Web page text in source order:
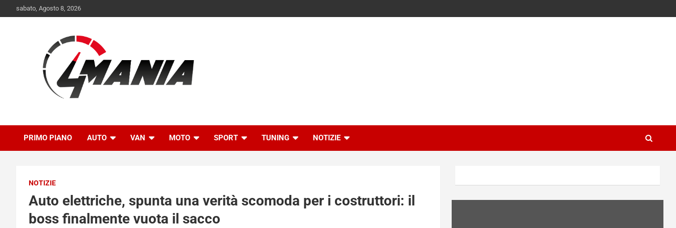
to
sabato, Agosto 8, 2026
QuattroMania
PRIMO PIANO AUTO VAN MOTO SPORT TUNING NOTIZIE
NOTIZIE
Auto elettriche, spunta una verità scomoda per i costruttori: il
boss finalmente vuota il sacco